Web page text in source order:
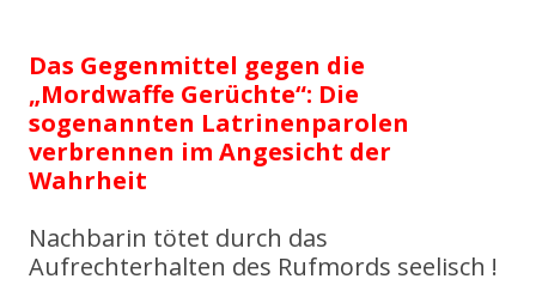
Das Gegenmittel gegen die
„Mordwaffe Gerüchte“: Die
sogenannten Latrinenparolen
verbrennen im Angesicht der
Wahrheit
Nachbarin tötet durch das
Aufrechterhalten des Rufmords seelisch !